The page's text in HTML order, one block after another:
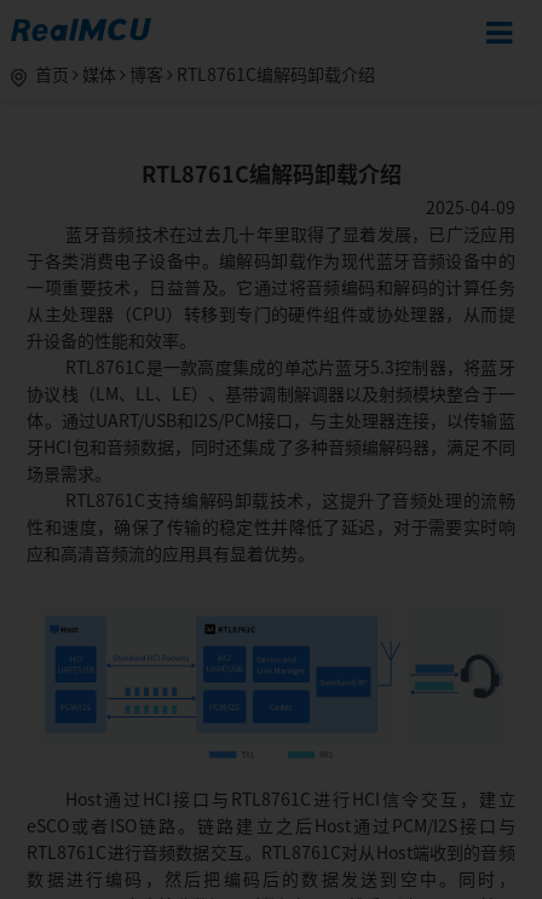
首页 媒体 博客 RTL8761C编解码卸载介绍
RTL8761C编解码卸载介绍
2025-04-09
蓝牙音频技术在过去几十年里取得了显着发展，已广泛应用
于各类消费电子设备中。编解码卸载作为现代蓝牙音频设备中的
一项重要技术，日益普及。它通过将音频编码和解码的计算任务
从主处理器（CPU）转移到专门的硬件组件或协处理器，从而提
升设备的性能和效率。
RTL8761C是一款高度集成的单芯片蓝牙5.3控制器，将蓝牙
协议栈（LM、LL、LE）、基带调制解调器以及射频模块整合于一
体。通过UART/USB和I2S/PCM接口，与主处理器连接，以传输蓝
牙HCI包和音频数据，同时还集成了多种音频编解码器，满足不同
场景需求。
RTL8761C支持编解码卸载技术，这提升了音频处理的流畅
性和速度，确保了传输的稳定性并降低了延迟，对于需要实时响
应和高清音频流的应用具有显着优势。
Host通过HCI接口与RTL8761C进行HCI信令交互，建立
eSCO或者ISO链路。链路建立之后Host通过PCM/I2S接口与
RTL8761C进行音频数据交互。RTL8761C对从Host端收到的音频
数据进行编码，然后把编码后的数据发送到空中。同时，